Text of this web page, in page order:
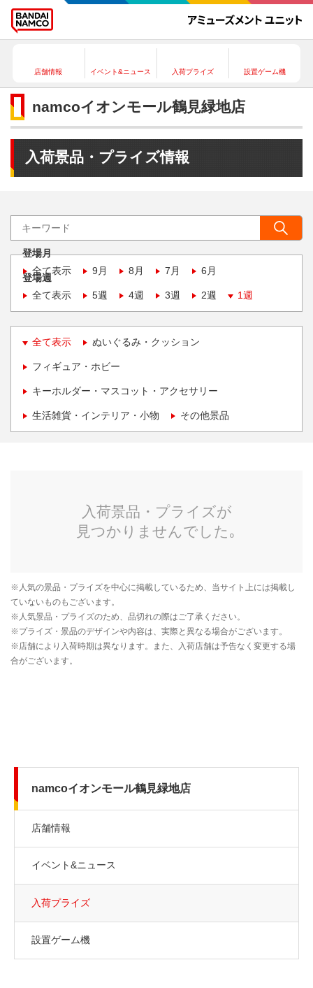
店舗情報 イベント&ニュース 入荷プライズ 設置ゲーム機
namcoイオンモール鶴見緑地店
入荷景品・プライズ情報
登場月
全て表示
9月 8月 7月 6月
登場週
全て表示
5週 4週 3週 2週 1週
全て表示 ぬいぐるみ・クッション
フィギュア・ホビー
キーホルダー・マスコット・アクセサリー
生活雑貨・インテリア・小物 その他景品
namcoイオンモール鶴見緑地店
店舗情報
イベント&ニュース
入荷プライズ
設置ゲーム機